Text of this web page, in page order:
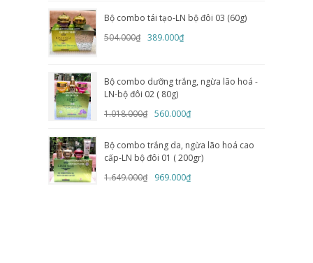
Bộ combo tái tạo-LN bộ đôi 03 (60g)
504.000₫ 389.000₫
Bộ combo dưỡng trắng, ngừa lão hoá -
LN-bộ đôi 02 ( 80g)
1.018.000₫ 560.000₫
Bộ combo trắng da, ngừa lão hoá cao
cấp-LN bộ đôi 01 ( 200gr)
1.649.000₫
969.000₫